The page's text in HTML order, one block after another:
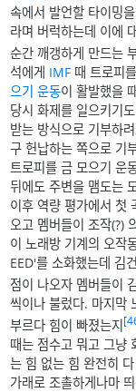
속에서 발언할 타이밍
라며 버럭하는데 이에
순간 깨갱하게 만드는
석에게 IMF 때 트로피
으기 운동이 활발했을
당시 화제를 일으키기
받는 방식으로 기부하
구 헌납하는 쪽으로 기
트로피를 금 모으기 운
뒤에도 주변을 맴도는
이후 역량 평가에서 첫
오고 멤버들이 조작(?)
이 노래방 기계의 오작
EED'를 소화했는데 김
점이 나오자 멤버들이
씩이나 불렀다. 마지막
부르다 힘이 빠졌는지
때는 점수고 뭐고 그냥
는 힘 없는 힘 완전히
가래로 조촐하게나마